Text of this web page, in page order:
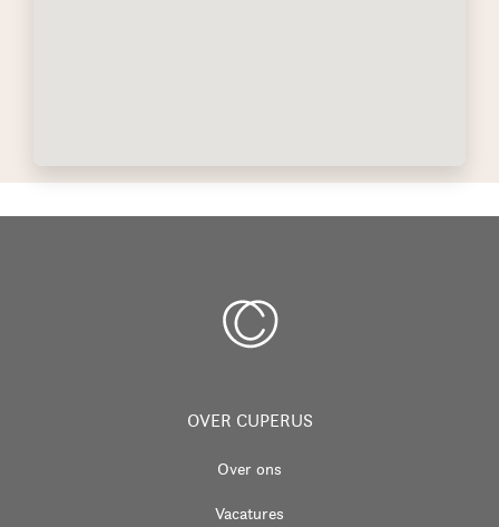
OVER CUPERUS
Over ons
Vacatures